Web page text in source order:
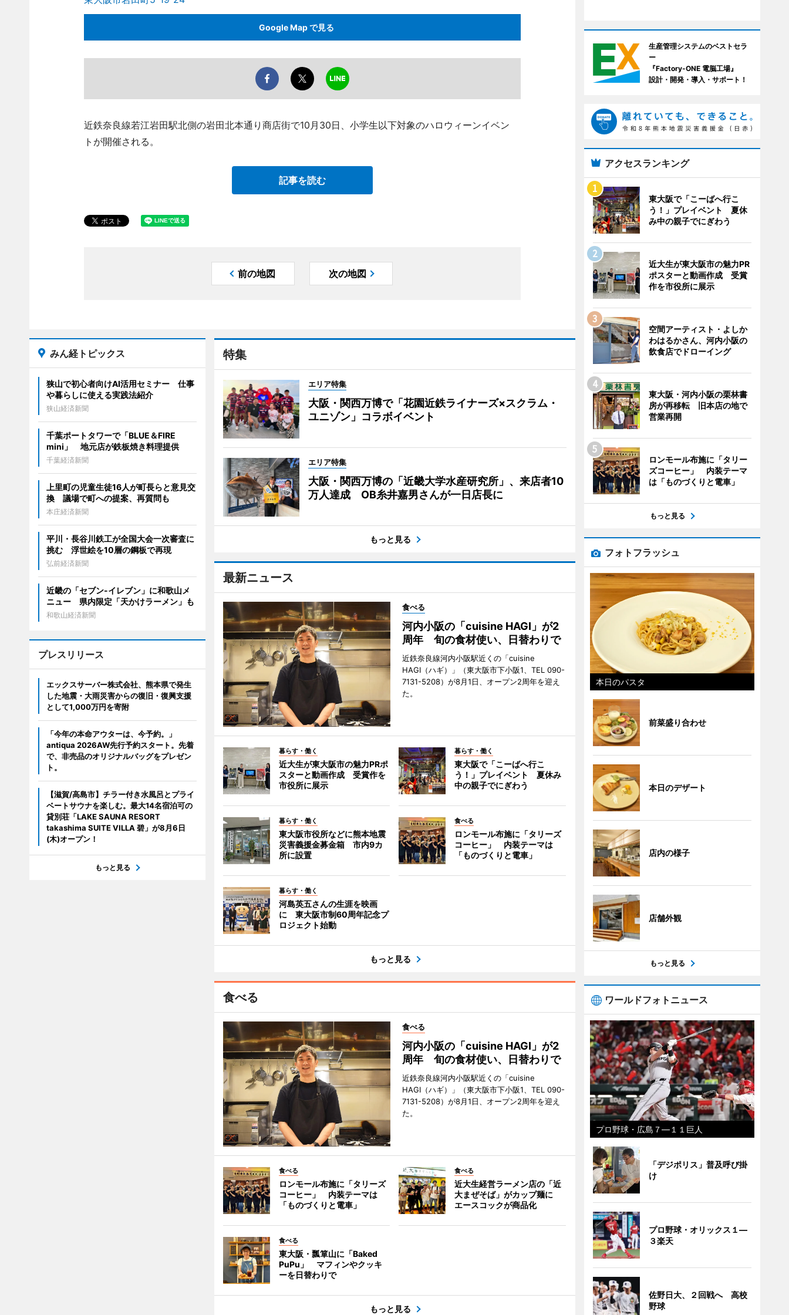
Google Map で見る
近鉄奈良線若江岩田駅北側の岩田北本通り商店街で10月30日、小学生以下対象のハロウィーンイベン
トが開催される。
記事を読む
前の地図 次の地図
特集
エリア特集
大阪・関西万博で「花園近鉄ライナーズ×スクラム・
ユニゾン」コラボイベント
エリア特集
大阪・関西万博の「近畿大学水産研究所」、来店者10
万人達成 OB糸井嘉男さんが一日店長に
もっと見る
最新ニュース
食べる
河内小阪の「cuisine HAGI」が2
周年 旬の食材使い、日替わりで
近鉄奈良線河内小阪駅近くの「cuisine
HAGI（ハギ）」（東大阪市下小阪1、TEL 090-
7131-5208）が8月1日、オープン2周年を迎え
た。
暮らす・働く
近大生が東大阪市の魅力PRポ
スターと動画作成 受賞作を
市役所に展示
暮らす・働く
東大阪で「こーばへ行こ
う！」プレイベント 夏休み
中の親子でにぎわう
暮らす・働く
東大阪市役所などに熊本地震
災害義援金募金箱 市内9カ
所に設置
食べる
ロンモール布施に「タリーズ
コーヒー」 内装テーマは
「ものづくりと電車」
暮らす・働く
河島英五さんの生涯を映画
に 東大阪市制60周年記念プ
ロジェクト始動
もっと見る
食べる
食べる
河内小阪の「cuisine HAGI」が2
周年 旬の食材使い、日替わりで
近鉄奈良線河内小阪駅近くの「cuisine
HAGI（ハギ）」（東大阪市下小阪1、TEL 090-
7131-5208）が8月1日、オープン2周年を迎え
た。
食べる
ロンモール布施に「タリーズ
コーヒー」 内装テーマは
「ものづくりと電車」
食べる
近大生経営ラーメン店の「近
大まぜそば」がカップ麺に
エースコックが商品化
食べる
東大阪・瓢箪山に「Baked
PuPu」 マフィンやクッキ
ーを日替わりで
もっと見る
みん経トピックス
狭山で初心者向けAI活用セミナー 仕事
や暮らしに使える実践法紹介
狭山経済新聞
千葉ポートタワーで「BLUE＆FIRE
mini」 地元店が鉄板焼き料理提供
千葉経済新聞
上里町の児童生徒16人が町長らと意見交
換 議場で町への提案、再質問も
本庄経済新聞
平川・長谷川鉄工が全国大会一次審査に
挑む 浮世絵を10層の鋼板で再現
弘前経済新聞
近畿の「セブン-イレブン」に和歌山メ
ニュー 県内限定「天かけラーメン」も
和歌山経済新聞
プレスリリース
エックスサーバー株式会社、熊本県で発生
した地震・大雨災害からの復旧・復興支援
として1,000万円を寄附
「今年の本命アウターは、今予約。」
antiqua 2026AW先行予約スタート。先着
で、非売品のオリジナルバッグをプレゼン
ト。
【滋賀/高島市】チラー付き水風呂とプライ
ベートサウナを楽しむ。最大14名宿泊可の
貸別荘「LAKE SAUNA RESORT
takashima SUITE VILLA 碧」が8月6日
(木)オープン！
もっと見る
生産管理システムのベストセラ
ー
『Factory-ONE 電脳工場』
設計・開発・導入・サポート！
アクセスランキング
東大阪で「こーばへ行こ
う！」プレイベント 夏休
み中の親子でにぎわう
近大生が東大阪市の魅力PR
ポスターと動画作成 受賞
作を市役所に展示
空間アーティスト・よしか
わはるかさん、河内小阪の
飲食店でドローイング
東大阪・河内小阪の栗林書
房が再移転 旧本店の地で
営業再開
ロンモール布施に「タリー
ズコーヒー」 内装テーマ
は「ものづくりと電車」
もっと見る
フォトフラッシュ
本日のパスタ
前菜盛り合わせ
本日のデザート
店内の様子
店舗外観
もっと見る
ワールドフォトニュース
プロ野球・広島７―１１巨人
「デジポリス」普及呼び掛
け
プロ野球・オリックス１―
３楽天
佐野日大、２回戦へ 高校
野球